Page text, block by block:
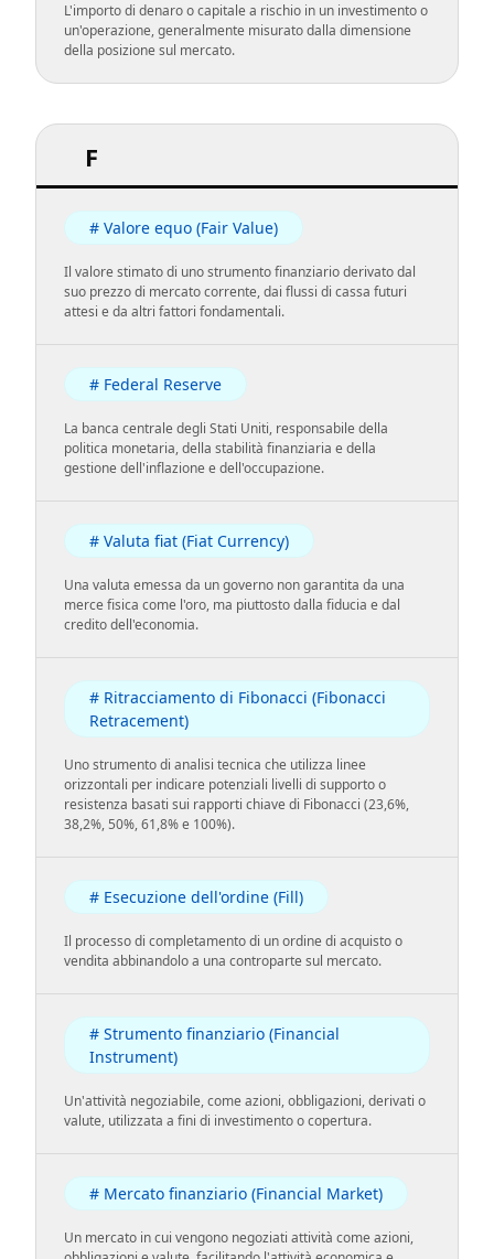
L'importo di denaro o capitale a rischio in un investimento o
un'operazione, generalmente misurato dalla dimensione
della posizione sul mercato.
F
# Valore equo (Fair Value)
Il valore stimato di uno strumento finanziario derivato dal
suo prezzo di mercato corrente, dai flussi di cassa futuri
attesi e da altri fattori fondamentali.
# Federal Reserve
La banca centrale degli Stati Uniti, responsabile della
politica monetaria, della stabilità finanziaria e della
gestione dell'inflazione e dell'occupazione.
# Valuta fiat (Fiat Currency)
Una valuta emessa da un governo non garantita da una
merce fisica come l'oro, ma piuttosto dalla fiducia e dal
credito dell'economia.
# Ritracciamento di Fibonacci (Fibonacci
Retracement)
Uno strumento di analisi tecnica che utilizza linee
orizzontali per indicare potenziali livelli di supporto o
resistenza basati sui rapporti chiave di Fibonacci (23,6%,
38,2%, 50%, 61,8% e 100%).
# Esecuzione dell'ordine (Fill)
Il processo di completamento di un ordine di acquisto o
vendita abbinandolo a una controparte sul mercato.
# Strumento finanziario (Financial
Instrument)
Un'attività negoziabile, come azioni, obbligazioni, derivati o
valute, utilizzata a fini di investimento o copertura.
# Mercato finanziario (Financial Market)
Un mercato in cui vengono negoziati attività come azioni,